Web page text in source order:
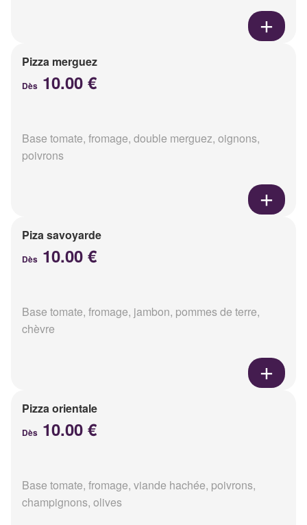
Pizza merguez
Dès 10.00 €
Base tomate, fromage, double merguez, oignons,
poivrons
Piza savoyarde
Dès 10.00 €
Base tomate, fromage, jambon, pommes de terre,
chèvre
Pizza orientale
Dès 10.00 €
Base tomate, fromage, viande hachée, poivrons,
champignons, olives